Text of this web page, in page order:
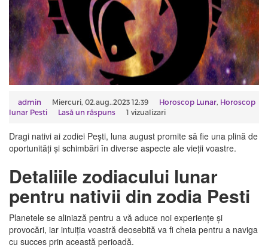
admin Miercuri, 02.aug..2023 12:39 Horoscop Lunar Horoscop
lunar Pesti
Lasă un răspuns 1 vizualizari
Dragi nativi ai zodiei Pești, luna august promite să fie una plină de
oportunități și schimbări în diverse aspecte ale vieții voastre.
Detaliile zodiacului lunar
pentru nativii din zodia Pesti
Planetele se aliniază pentru a vă aduce noi experiențe și
provocări, iar intuiția voastră deosebită va fi cheia pentru a naviga
cu succes prin această perioadă.